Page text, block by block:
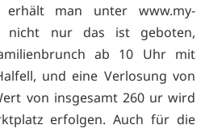
erhält man unter www.my-
nicht nur das ist geboten,
ab 10 Uhr mit
und eine Verlosung von
von insgesamt 260 ur wird
erfolgen. Auch für die